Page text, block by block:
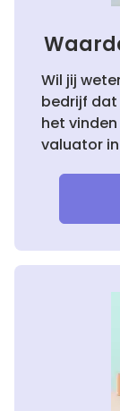
Wil jij
bedrijf dat
het
valuator